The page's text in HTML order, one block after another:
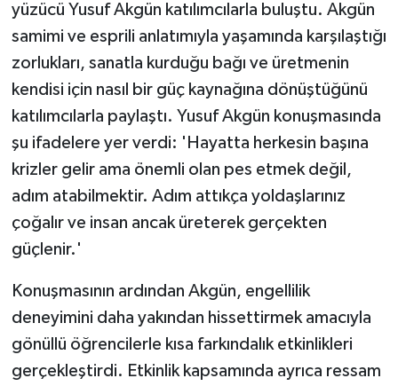
yüzücü Yusuf Akgün katılımcılarla buluştu. Akgün
samimi ve esprili anlatımıyla yaşamında karşılaştığı
zorlukları, sanatla kurduğu bağı ve üretmenin
kendisi için nasıl bir güç kaynağına dönüştüğünü
katılımcılarla paylaştı. Yusuf Akgün konuşmasında
şu ifadelere yer verdi: 'Hayatta herkesin başına
krizler gelir ama önemli olan pes etmek değil,
adım atabilmektir. Adım attıkça yoldaşlarınız
çoğalır ve insan ancak üreterek gerçekten
güçlenir.'
Konuşmasının ardından Akgün, engellilik
deneyimini daha yakından hissettirmek amacıyla
gönüllü öğrencilerle kısa farkındalık etkinlikleri
gerçekleştirdi. Etkinlik kapsamında ayrıca ressam